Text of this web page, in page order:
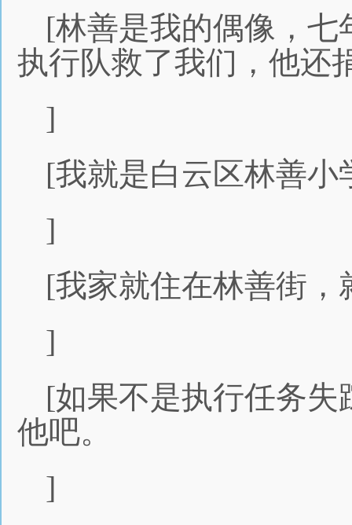
[林善是我的偶像，
执行队救了我们，他还
]
[我就是白云区林善小
]
[我家就住在林善街
]
[如果不是执行任务
他吧。
]